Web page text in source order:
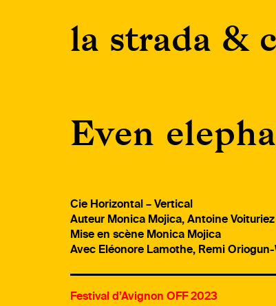
la strada &
Even
Cie Horizontal – Vertical
Auteur Monica Mojica, Antoine Voituriez
Mise en scène Monica Mojica
Avec Eléonore Lamothe, Remi
Festival d’Avignon OFF 2023